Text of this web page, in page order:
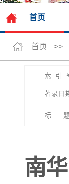
首页
首页 >>
索 引
著录日
标 题
南